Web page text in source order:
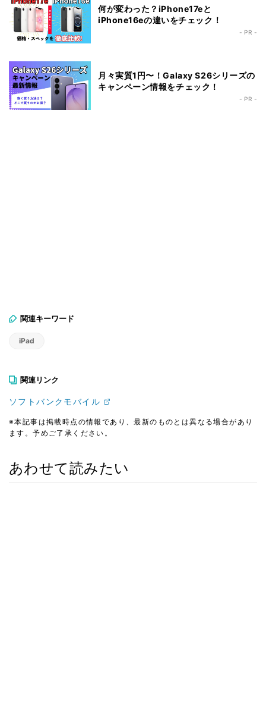
何が変わった？iPhone17eと
iPhone16eの違いをチェック！
- PR -
月々実質1円〜！Galaxy S26シリーズの
キャンペーン情報をチェック！
- PR -
関連キーワード
iPad
関連リンク
ソフトバンクモバイル
※本記事は掲載時点の情報であり、最新のものとは異なる場合があり
ます。予めご了承ください。
あわせて読みたい